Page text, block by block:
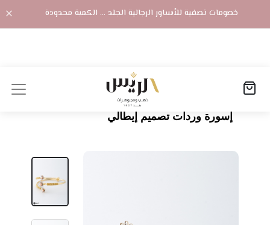
خصومات تصفية للأساور الرجالية الجلد ... الكمية محدودة
الصفحة الرئيسية
المنتجات
إسورة وردات تصميم إيطالي